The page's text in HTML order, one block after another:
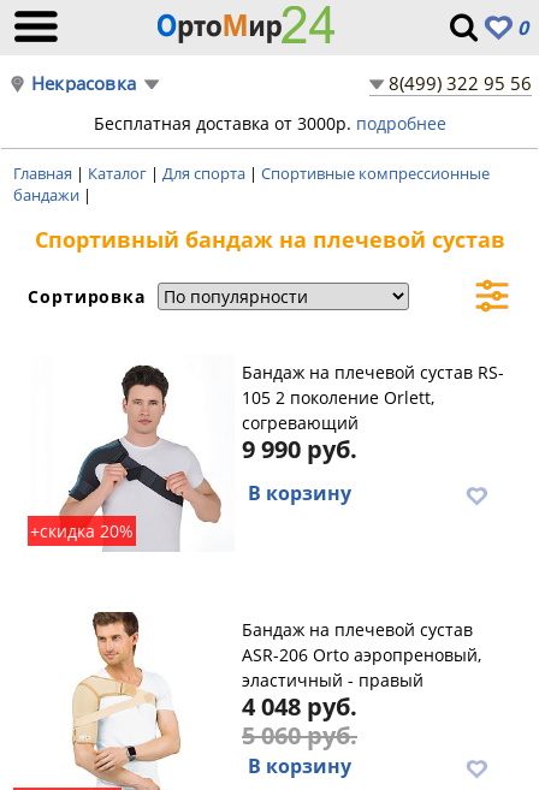
0
Некрасовка 8(499) 322 95 56
Бесплатная доставка от 3000р. подробнее
Главная | Каталог | Для спорта | Спортивные компрессионные
бандажи |
Спортивный бандаж на плечевой сустав
Сортировка
+скидка 20%
Бандаж на плечевой сустав RS-
105 2 поколение Orlett,
согревающий
9 990 руб.
В корзину
Бандаж на плечевой сустав
ASR-206 Orto аэропреновый,
эластичный - правый
4 048 руб.
5 060 руб.
В корзину